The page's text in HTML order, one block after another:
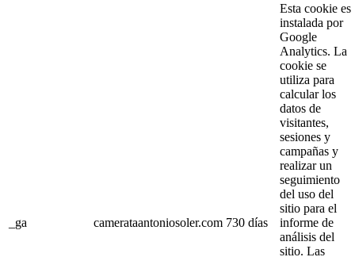
_ga camerataantoniosoler.com 730 días
Esta cookie es
instalada por
Google
Analytics. La
cookie se
utiliza para
calcular los
datos de
visitantes,
sesiones y
campañas y
realizar un
seguimiento
del uso del
sitio para el
informe de
análisis del
sitio. Las